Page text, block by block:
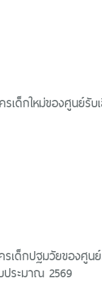
เด็กใหม่ของศูนย์รั
รเด็กปฐมวัยของศูน
ประมาณ 2569